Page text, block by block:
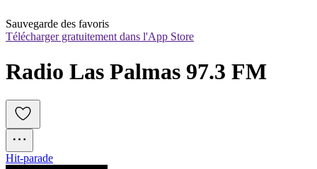
Sauvegarde des favoris
Télécharger gratuitement dans l'App Store
Radio Las Palmas 97.3 FM
Hit-parade